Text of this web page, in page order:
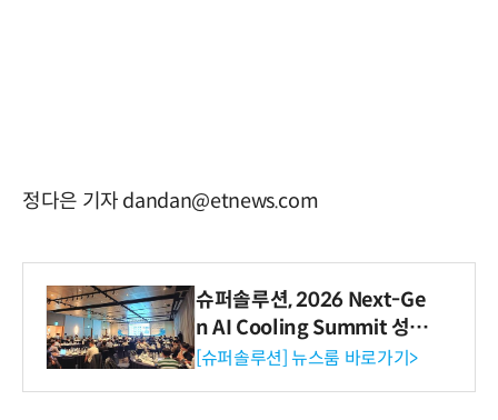
정다은 기자 dandan@etnews.com
슈퍼솔루션, 2026 Next-Ge
n AI Cooling Summit 성황
리 성료
[슈퍼솔루션] 뉴스룸 바로가기>